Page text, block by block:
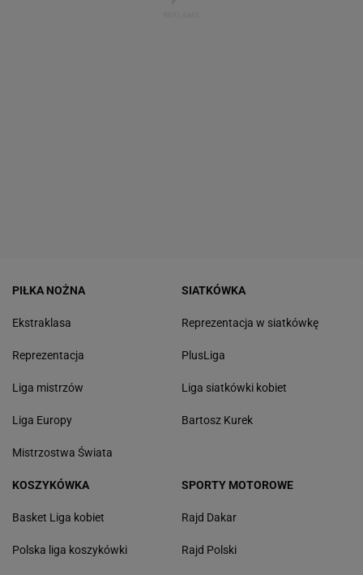
PIŁKA NOŻNA
Ekstraklasa
Reprezentacja
Liga mistrzów
Liga Europy
Mistrzostwa Świata
SIATKÓWKA
Reprezentacja w siatkówkę
PlusLiga
Liga siatkówki kobiet
Bartosz Kurek
KOSZYKÓWKA
Basket Liga kobiet
Polska liga koszykówki
SPORTY MOTOROWE
Rajd Dakar
Rajd Polski